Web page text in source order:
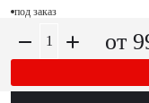
под заказ
от